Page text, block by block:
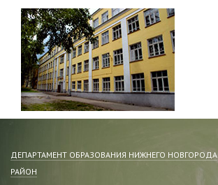
ДЕПАРТАМЕНТ ОБРАЗОВАНИЯ НИЖНЕГО НОВГОРОДА
РАЙОН